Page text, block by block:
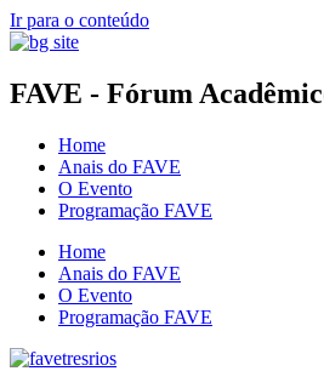
Ir para o conteúdo
FAVE - Fórum
Home
Anais do FAVE
O Evento
Programação FAVE
Home
Anais do FAVE
O Evento
Programação FAVE